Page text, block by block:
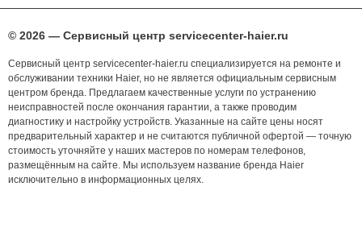
© 2026 — Сервисный центр servicecenter-haier.ru
Сервисный центр servicecenter-haier.ru специализируется на ремонте и
обслуживании техники Haier, но не является официальным сервисным
центром бренда. Предлагаем качественные услуги по устранению
неисправностей после окончания гарантии, а также проводим
диагностику и настройку устройств. Указанные на сайте цены носят
предварительный характер и не считаются публичной офертой — точную
стоимость уточняйте у наших мастеров по номерам телефонов,
размещённым на сайте. Мы используем название бренда Haier
исключительно в информационных целях.